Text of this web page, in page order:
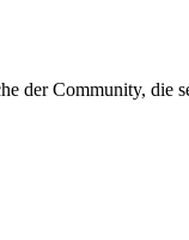
der Community, die